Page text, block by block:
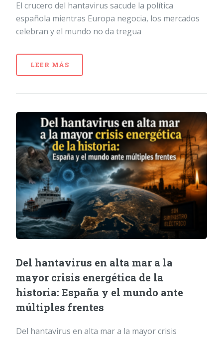
El crucero del hantavirus sacude la política
española mientras Europa negocia, los mercados
celebran y el mundo no da tregua
LEER MÁS
Del hantavirus en alta mar a la
mayor crisis energética de la
historia: España y el mundo ante
múltiples frentes
Del hantavirus en alta mar a la mayor crisis